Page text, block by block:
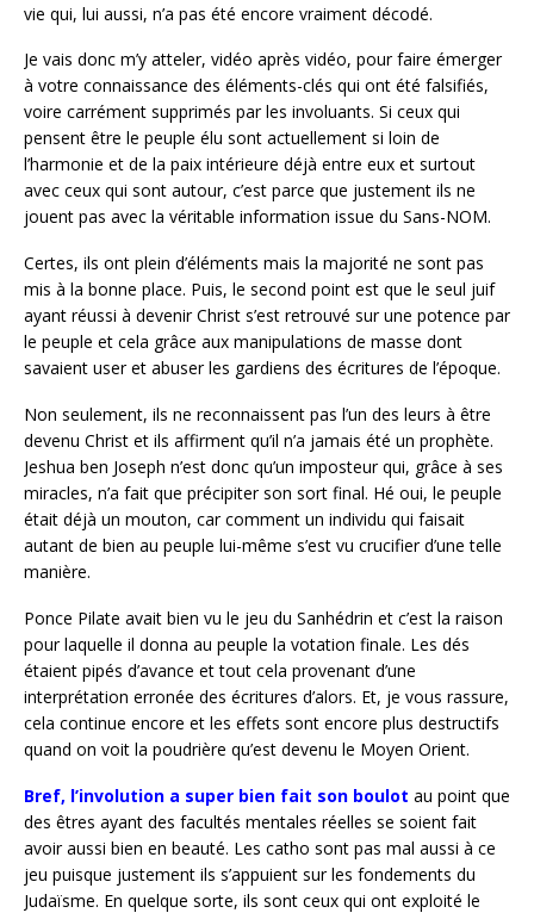
vie qui, lui aussi, n’a pas été encore vraiment décodé.
Je vais donc m’y atteler, vidéo après vidéo, pour faire émerger
à votre connaissance des éléments-clés qui ont été falsifiés,
voire carrément supprimés par les involuants. Si ceux qui
pensent être le peuple élu sont actuellement si loin de
l’harmonie et de la paix intérieure déjà entre eux et surtout
avec ceux qui sont autour, c’est parce que justement ils ne
jouent pas avec la véritable information issue du Sans-NOM.
Certes, ils ont plein d’éléments mais la majorité ne sont pas
mis à la bonne place. Puis, le second point est que le seul juif
ayant réussi à devenir Christ s’est retrouvé sur une potence par
le peuple et cela grâce aux manipulations de masse dont
savaient user et abuser les gardiens des écritures de l’époque.
Non seulement, ils ne reconnaissent pas l’un des leurs à être
devenu Christ et ils affirment qu’il n’a jamais été un prophète.
Jeshua ben Joseph n’est donc qu’un imposteur qui, grâce à ses
miracles, n’a fait que précipiter son sort final. Hé oui, le peuple
était déjà un mouton, car comment un individu qui faisait
autant de bien au peuple lui-même s’est vu crucifier d’une telle
manière.
Ponce Pilate avait bien vu le jeu du Sanhédrin et c’est la raison
pour laquelle il donna au peuple la votation finale. Les dés
étaient pipés d’avance et tout cela provenant d’une
interprétation erronée des écritures d’alors. Et, je vous rassure,
cela continue encore et les effets sont encore plus destructifs
quand on voit la poudrière qu’est devenu le Moyen Orient.
Bref, l’involution a super bien fait son boulot au point que
des êtres ayant des facultés mentales réelles se soient fait
avoir aussi bien en beauté. Les catho sont pas mal aussi à ce
jeu puisque justement ils s’appuient sur les fondements du
Judaïsme. En quelque sorte, ils sont ceux qui ont exploité le